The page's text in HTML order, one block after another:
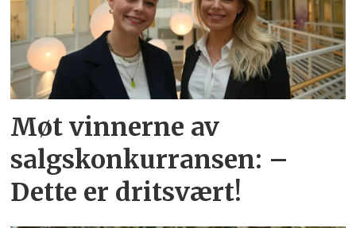
Møt vinnerne av
salgskonkurransen: –
Dette er dritsvært!